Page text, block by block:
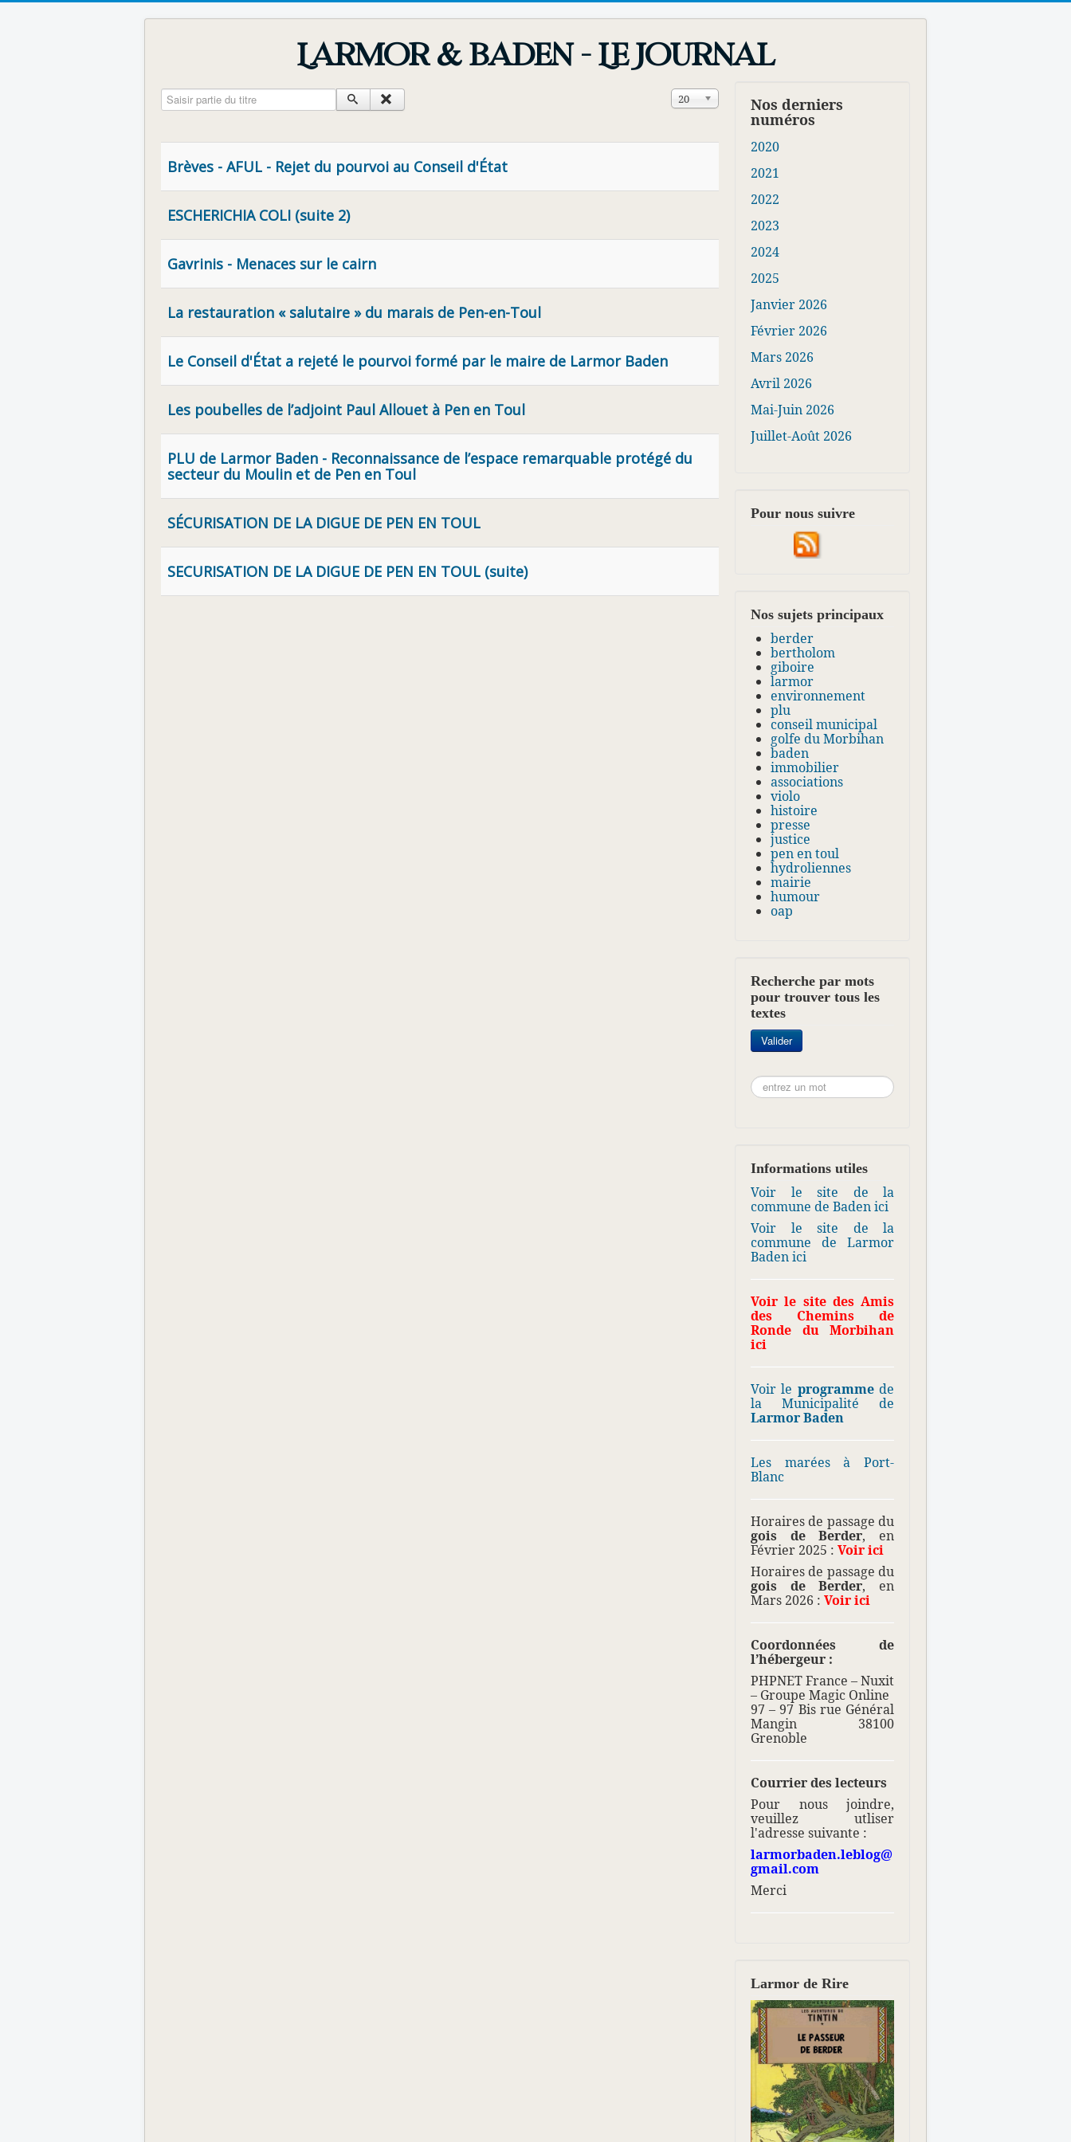
Larmor & Baden - Le Journal
Saisir partie du titre Affichage #
20
Brèves - AFUL - Rejet du pourvoi au Conseil d'État
ESCHERICHIA COLI (suite 2)
Gavrinis - Menaces sur le cairn
La restauration « salutaire » du marais de Pen-en-Toul
Le Conseil d'État a rejeté le pourvoi formé par le maire de Larmor Baden
Les poubelles de l’adjoint Paul Allouet à Pen en Toul
PLU de Larmor Baden - Reconnaissance de l’espace remarquable protégé du
secteur du Moulin et de Pen en Toul
SÉCURISATION DE LA DIGUE DE PEN EN TOUL
SECURISATION DE LA DIGUE DE PEN EN TOUL (suite)
Nos derniers
numéros
2020
2021
2022
2023
2024
2025
Janvier 2026
Février 2026
Mars 2026
Avril 2026
Mai-Juin 2026
Juillet-Août 2026
Pour nous suivre
Nos sujets principaux
berder
bertholom
giboire
larmor
environnement
plu
conseil municipal
golfe du Morbihan
baden
immobilier
associations
violo
histoire
presse
justice
pen en toul
hydroliennes
mairie
humour
oap
Recherche par mots
pour trouver tous les
textes
Valider
Informations utiles
Voir le site de la
commune de Baden ici
Voir le site de la
commune de Larmor
Baden ici
Voir le site des Amis
des Chemins de
Ronde du Morbihan
ici
Voir le programmede
la Municipalité de
Larmor Baden
Les marées à Port-
Blanc
Horaires de passage du
gois de Berder, en
Février 2025 : Voir ici
Horaires de passage du
gois de Berder, en
Mars 2026 : Voir ici
Coordonnées de
l’hébergeur :
PHPNET France – Nuxit
– Groupe Magic Online
97 – 97 Bis rue Général
Mangin 38100
Grenoble
Courrier des lecteurs
Pour nous joindre,
veuillez utliser
l'adresse suivante :
larmorbaden.leblog@
gmail.com
Merci
Larmor de Rire